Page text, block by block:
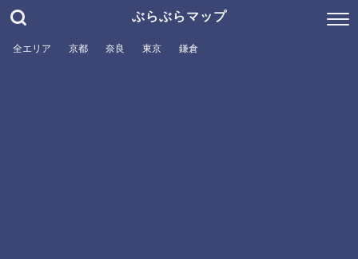
ぶらぶらマップ
全エリア 京都 奈良 東京 鎌倉